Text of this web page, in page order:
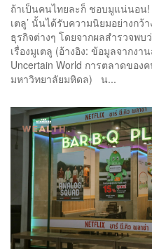
ถ้าเป็นคนไทยละก็ ชอบมูแน่นอน
เตลู’ นั้นได้รับความนิยมอย่างกว้
ธุรกิจต่างๆ โดยจากผลสำรวจพ
เรื่องมูเตลู (อ้างอิง: ข้อมูลจากงา
Uncertain World การตลาดของ
มหาวิทยาลัยมหิดล) น...